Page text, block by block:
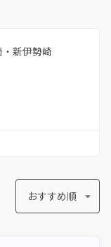
新伊勢崎
おすすめ順